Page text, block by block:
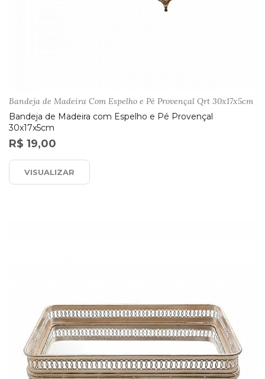
Bandeja de Madeira Com Espelho e Pé Provençal Qrt 30x17x5cm
Bandeja de Madeira com Espelho e Pé Provençal
30x17x5cm
R$ 19,00
VISUALIZAR